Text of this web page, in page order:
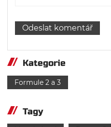
Kategorie
Formule 2 a 3
Tagy